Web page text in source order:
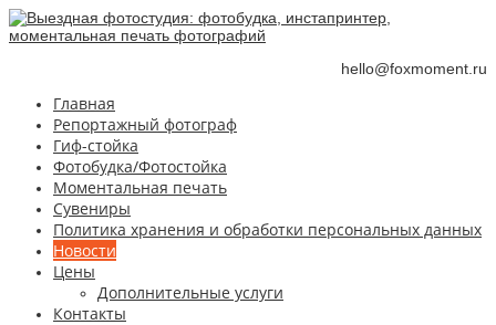
hello@foxmoment.ru
Главная
Репортажный фотограф
Гиф-стойка
Фотобудка/Фотостойка
Моментальная печать
Сувениры
Политика хранения и обработки персональных данных
Новости
Цены
Дополнительные услуги
Контакты